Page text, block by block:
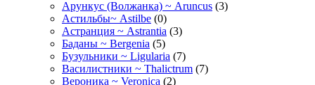
Арункус (Волжанка) ~ Aruncus (3)
Астильбы~ Astilbe (0)
Астранция ~ Astrantia (3)
Баданы ~ Bergenia (5)
Бузульники ~ Ligularia (7)
Василистники ~ Thalictrum (7)
Вероника ~ Veronica (2)